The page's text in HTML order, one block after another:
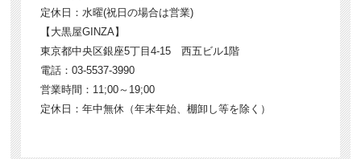
定休日：水曜(祝日の場合は営業)
【大黒屋GINZA】
東京都中央区銀座5丁目4-15 西五ビル1階
電話：03-5537-3990
営業時間：11;00～19;00
定休日：年中無休（年末年始、棚卸し等を除く）